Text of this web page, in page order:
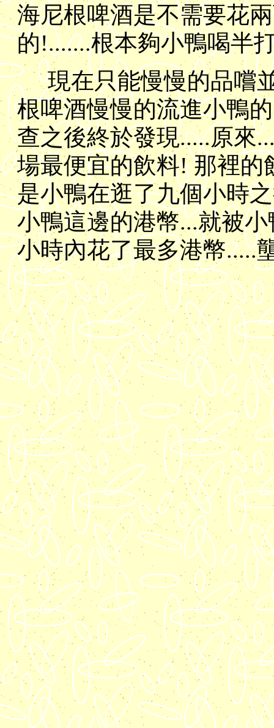
海尼根啤酒是不需要花
的!.......根本夠小鴨喝半
現在只能慢慢的品嚐
根啤酒慢慢的流進小鴨
查之後終於發現.....原來
場最便宜的飲料! 那裡
是小鴨在逛了九個小時
小鴨這邊的港幣...就被
小時內花了最多港幣.....